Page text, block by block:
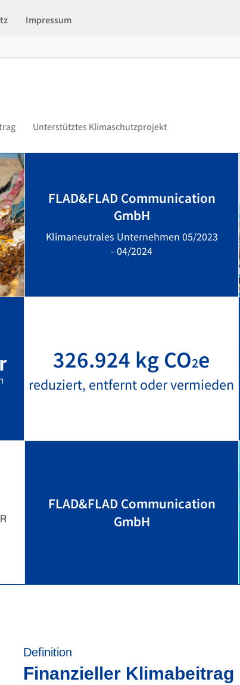
Impressum
Unterstütztes Klimaschutzprojekt
FLAD&FLAD Communication
GmbH
Klimaneutrales Unternehmen 05/2023
- 04/2024
326.924 kg CO2e
reduziert, entfernt oder vermieden
FLAD&FLAD Communication
GmbH
Definition
Finanzieller Klimabeitrag